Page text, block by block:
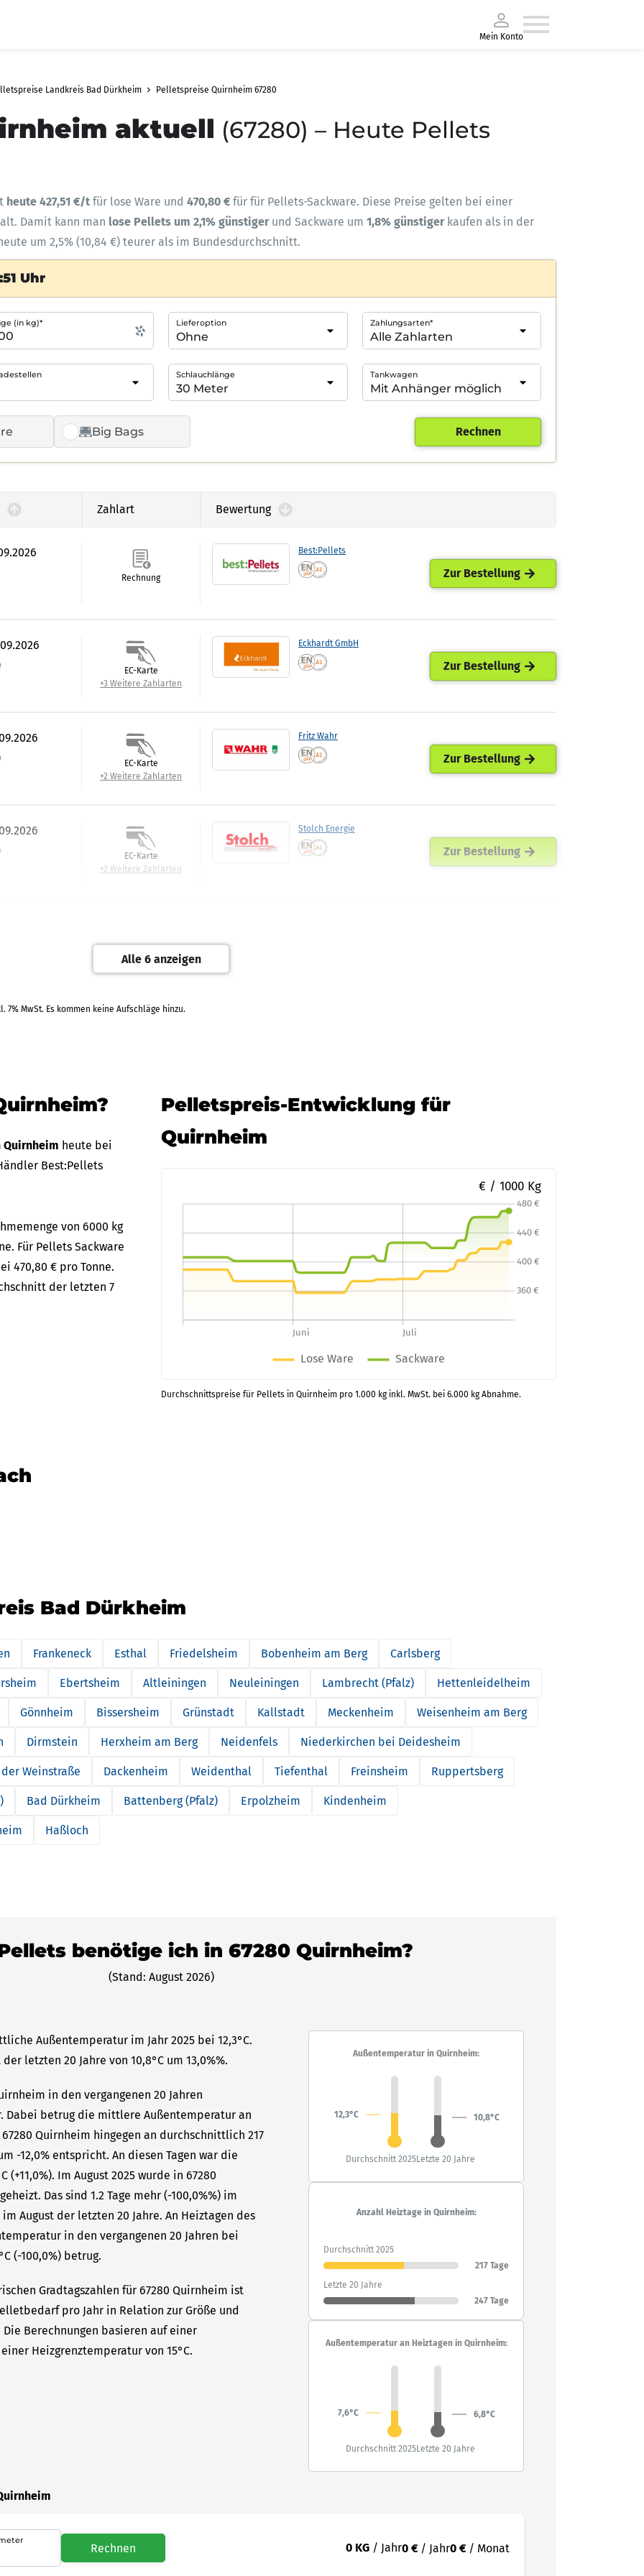
Mein Konto
Landkreis Bad Dürkheim Pelletspreise Quirnheim 67280
aktuell (67280) – Heute Pellets
heute 427,51 €/t für lose Ware und 470,80 € für für Pellets-Sackware. Diese Preise gelten bei einer
Damit kann man lose Pellets um 2,1% günstiger und Sackware um 1,8% günstigerkaufen als in der
um 2,5% (10,84 €) teurer als im Bundesdurchschnitt.
Uhr
Big Bags
(in kg)* Lieferoption Zahlungsarten*
Schlauchlänge Tankwagen
Rechnen
Zahlart Bewertung
Best:Pellets
Rechnung Zur Bestellung
Eckhardt GmbH
EC-Karte
+3 Weitere Zahlarten
Zur Bestellung
Fritz Wahr
EC-Karte
+2 Weitere Zahlarten
Zur Bestellung
Stolch Energie
EC-Karte
+2 Weitere Zahlarten
Zur Bestellung
+2 Weitere Zahlarten
Alle 6 anzeigen
MwSt. Es kommen keine Aufschläge hinzu.
heute bei
Best:Pellets
von 6000 kg
Für Pellets Sackware
470,80 € pro Tonne.
der letzten 7
Pelletspreis-Entwicklung für
Quirnheim
€ / 1000 Kg
Durchschnittspreise für Pellets in Quirnheim pro 1.000 kg inkl. MwSt. bei 6.000 kg Abnahme.
Bad Dürkheim
Frankeneck Esthal Friedelsheim Bobenheim am Berg Carlsberg
Ebertsheim Altleiningen Neuleiningen Lambrecht (Pfalz) Hettenleidelheim
Gönnheim Bissersheim Grünstadt Kallstadt Meckenheim Weisenheim am Berg
Dirmstein Herxheim am Berg Neidenfels Niederkirchen bei Deidesheim
Weinstraße Dackenheim Weidenthal Tiefenthal Freinsheim Ruppertsberg
Bad Dürkheim Battenberg (Pfalz) Erpolzheim Kindenheim
Haßloch
benötige ich in 67280 Quirnheim?
(Stand: August 2026)
Außentemperatur im Jahr 2025 bei 12,3°C.
letzten 20 Jahre von 10,8°C um 13,0%%.
in den vergangenen 20 Jahren
Dabei betrug die mittlere Außentemperatur an
Quirnheim hingegen an durchschnittlich 217
-12,0% entspricht. An diesen Tagen war die
Im August 2025 wurde in 67280
Das sind 1.2 Tage mehr (-100,0%%) im
August der letzten 20 Jahre. An Heiztagen des
in den vergangenen 20 Jahren bei
(-100,0%) betrug.
Gradtagszahlen für 67280 Quirnheim ist
pro Jahr in Relation zur Größe und
Berechnungen basieren auf einer
Heizgrenztemperatur von 15°C.
Außentemperatur in Quirnheim:
12,3°C 10,8°C
Durchschnitt 2025Letzte 20 Jahre
Anzahl Heiztage in Quirnheim:
Durchschnitt 2025
217 Tage
Letzte 20 Jahre
247 Tage
Außentemperatur an Heiztagen in Quirnheim:
7,6°C 6,8°C
Durchschnitt 2025Letzte 20 Jahre
Rechnen 0 KG / Jahr0 € / Jahr0 € / Monat